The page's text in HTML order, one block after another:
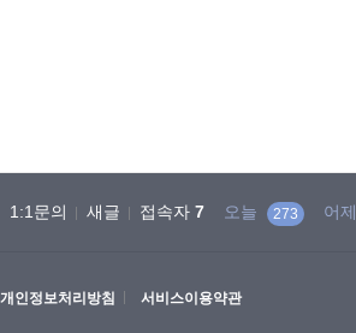
1:1문의 새글 접속자 7 오늘 273 어제
개인정보처리방침 서비스이용약관